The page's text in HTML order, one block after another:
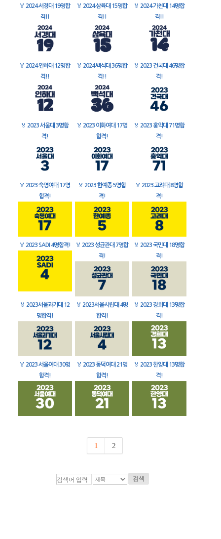
🏅 2024 서경대 19명합
격!!
🏅 2024 삼육대 15명합
격!!
🏅 2024 가천대 14명합
격!!
🏅 2024 인하대 12명합
격!!
🏅 2024 백석대 36명합
격!!
🏅 2023 건국대 46명합
격!
🏅 2023 서울대 3명합
격!
🏅 2023 이화여대 17명
합격!
🏅 2023 홍익대 71명합
격!
🏅 2023 숙명여대 17명
합격!
🏅 2023 한예종 5명합
격!
🏅 2023 고려대 8명합
격!
🏅 2023 SADI 4명합격! 🏅 2023 성균관대 7명합
격!
🏅 2023 국민대 18명합
격!
🏅 2023서울과기대 12
명합격!
🏅 2023서울시립대 4명
합격!
🏅 2023 경희대 13명합
격!
🏅 2023 서울여대 30명
합격!
🏅 2023 동덕여대 21명
합격!
🏅 2023 한양대 13명합
격!
1 2
검색